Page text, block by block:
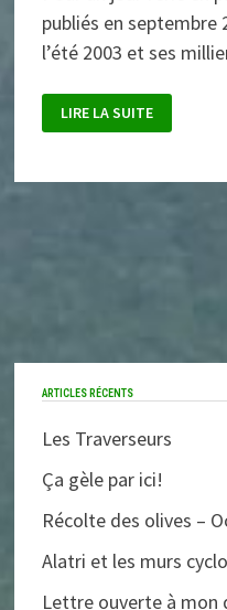
publiés en septembre
l’été 2003 et ses
JOUR
EN
LIRE LA SUITE
ARTICLES RÉCENTS
Les Traverseurs
Ça gèle par ici!
Récolte des olives –
Alatri et les murs
Lettre ouverte à mon